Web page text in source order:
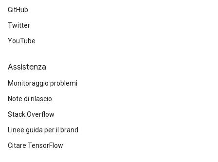
GitHub
Twitter
YouTube
Assistenza
Monitoraggio problemi
Note di rilascio
Stack Overflow
Linee guida per il brand
Citare TensorFlow